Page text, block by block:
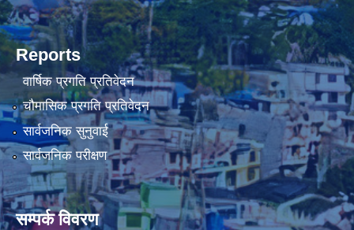
Reports
वार्षिक प्रगति प्रतिवेदन
चौमासिक प्रगति प्रतिवेदन
सार्वजनिक सुनुवाई
सार्वजनिक परीक्षण
सम्पर्क विवरण